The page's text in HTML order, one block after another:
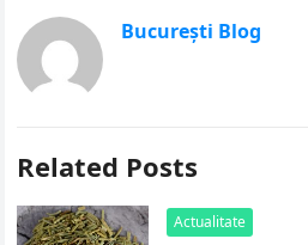
București Blog
Related Posts
Actualitate